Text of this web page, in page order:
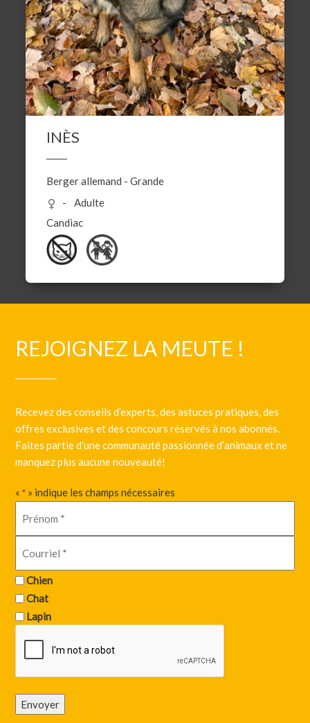
INÈS
Berger allemand -Grande
Adulte
Candiac
REJOIGNEZ LA MEUTE !
Recevez des conseils d’experts, des astuces pratiques, des
offres exclusives et des concours réservés à nos abonnés.
Faites partie d’une communauté passionnée d’animaux et ne
manquez plus aucune nouveauté!
«* » indique les champs nécessaires
Chien
Chat
Lapin
Envoyer